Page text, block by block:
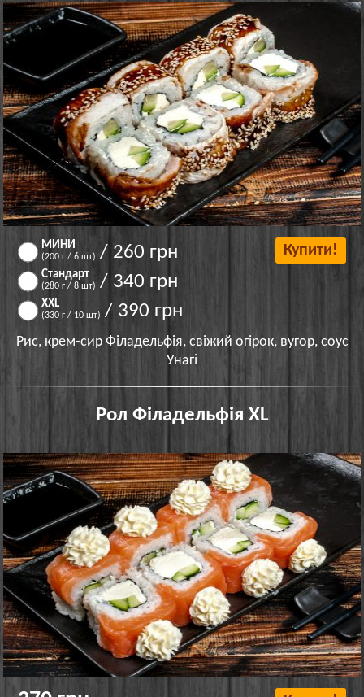
МИНИ
(200 г / 6 шт) / 260 грн
Стандарт
(280 г / 8 шт) / 340 грн
XXL
(330 г / 10 шт) / 390 грн
Купити!
Рис, крем-сир Філадельфія, свіжий огірок, вугор, соус
Унагі
Рол Філадельфія XL